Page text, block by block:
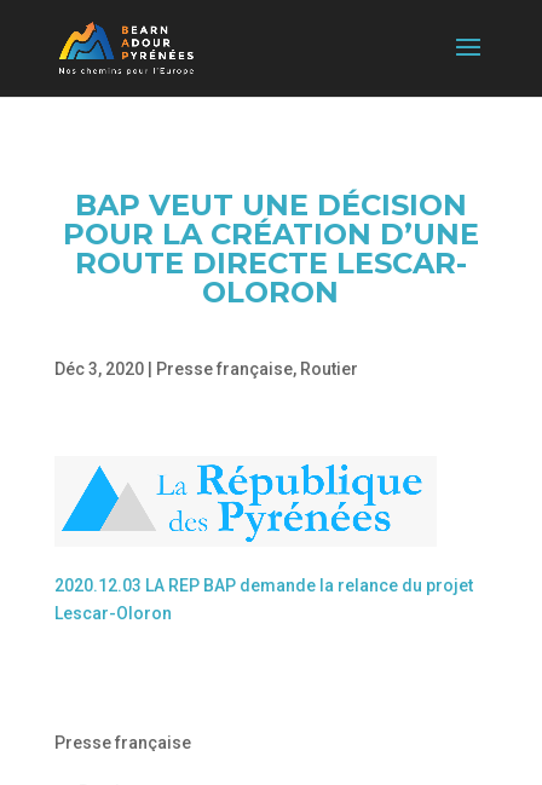
BAP VEUT UNE DÉCISION
POUR LA CRÉATION D’UNE
ROUTE DIRECTE LESCAR-
OLORON
Déc 3, 2020| Presse française, Routier
2020.12.03 LA REP BAP demande la relance du projet
Lescar-Oloron
Presse française